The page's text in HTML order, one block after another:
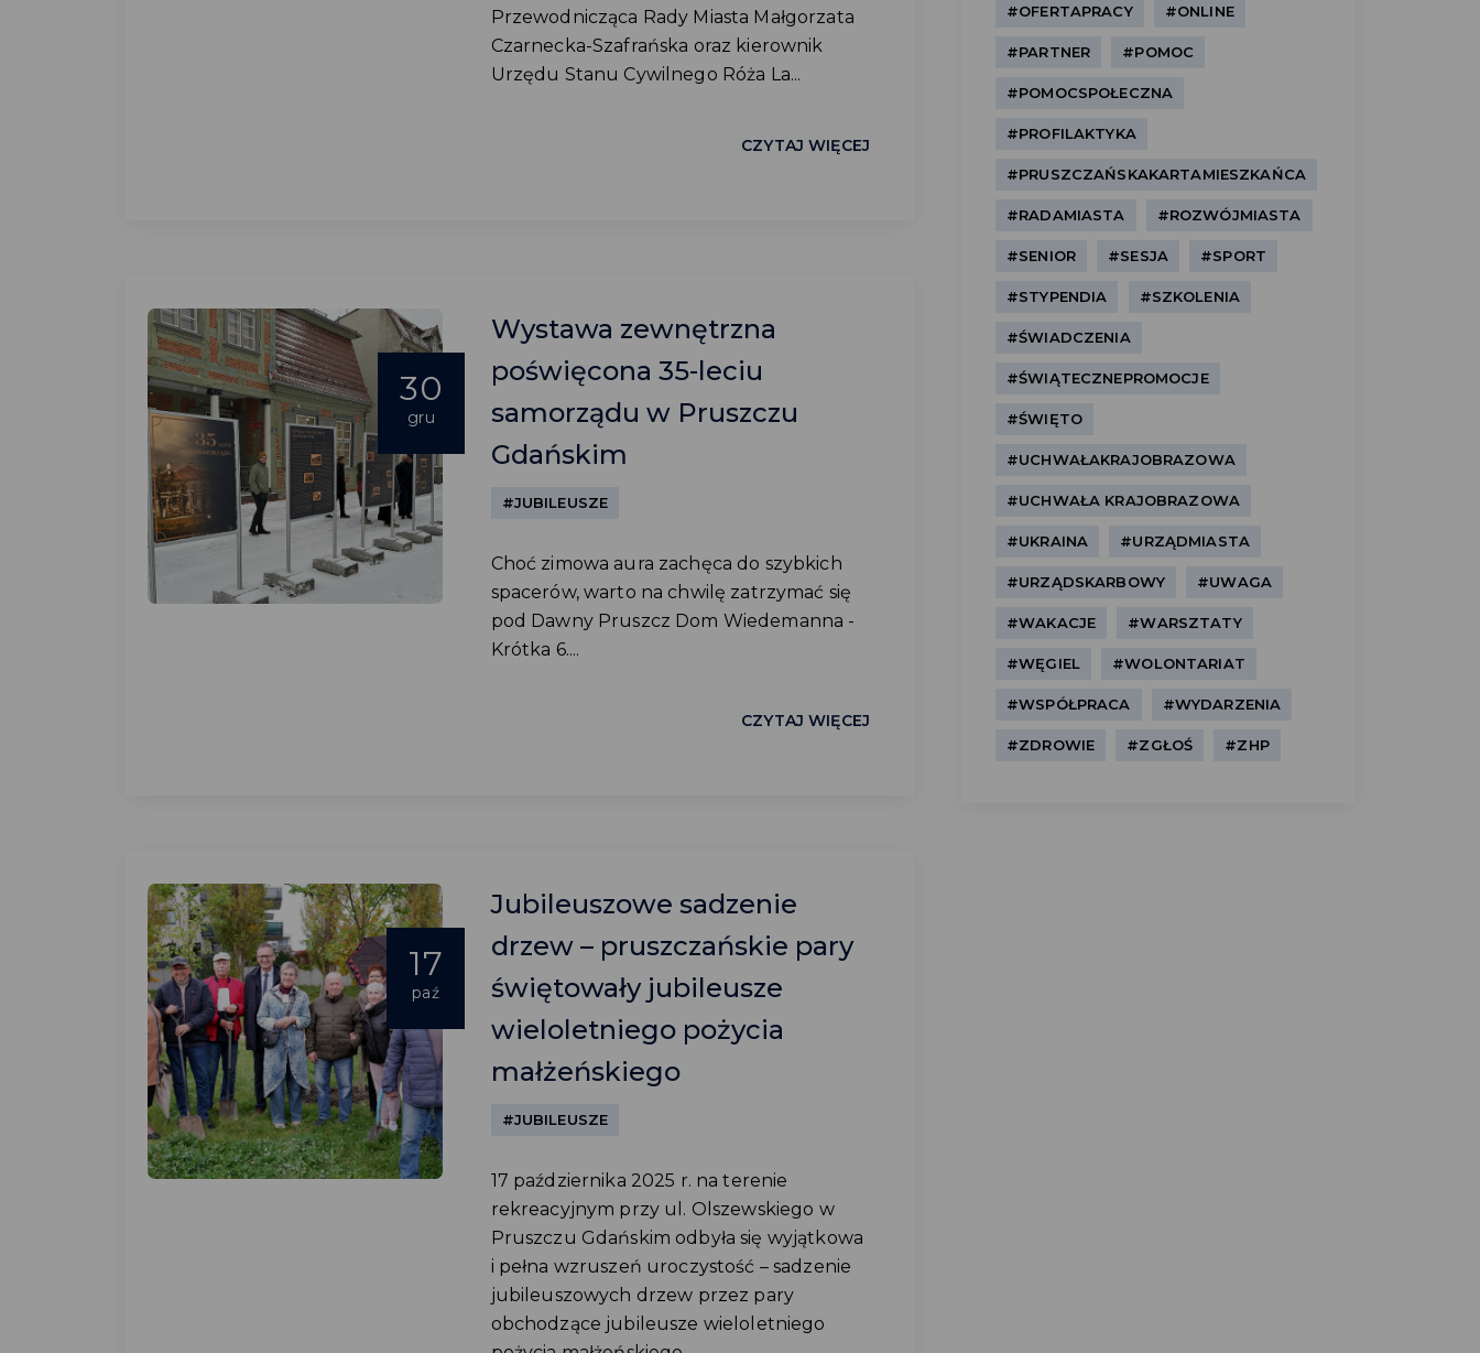
Przewodnicząca Rady Miasta Małgorzata
Czarnecka-Szafrańska oraz kierownik
Urzędu Stanu Cywilnego Róża La...
CZYTAJ WIĘCEJ
30
gru
Wystawa zewnętrzna
poświęcona 35-leciu
samorządu w Pruszczu
Gdańskim
#JUBILEUSZE
Choć zimowa aura zachęca do szybkich
spacerów, warto na chwilę zatrzymać się
pod Dawny Pruszcz Dom Wiedemanna -
Krótka 6....
CZYTAJ WIĘCEJ
17
paź
Jubileuszowe sadzenie
drzew – pruszczańskie pary
świętowały jubileusze
wieloletniego pożycia
małżeńskiego
#JUBILEUSZE
17 października 2025 r. na terenie
rekreacyjnym przy ul. Olszewskiego w
Pruszczu Gdańskim odbyła się wyjątkowa
i pełna wzruszeń uroczystość – sadzenie
jubileuszowych drzew przez pary
obchodzące jubileusze wieloletniego
#OFERTAPRACY #ONLINE
#PARTNER #POMOC
#POMOCSPOŁECZNA
#PROFILAKTYKA
#PRUSZCZAŃSKAKARTAMIESZKAŃCA
#RADAMIASTA #ROZWÓJMIASTA
#SENIOR #SESJA #SPORT
#STYPENDIA #SZKOLENIA
#ŚWIADCZENIA
#ŚWIĄTECZNEPROMOCJE
#ŚWIĘTO
#UCHWAŁAKRAJOBRAZOWA
#UCHWAŁA KRAJOBRAZOWA
#UKRAINA #URZĄDMIASTA
#URZĄDSKARBOWY #UWAGA
#WAKACJE #WARSZTATY
#WĘGIEL #WOLONTARIAT
#WSPÓŁPRACA #WYDARZENIA
#ZDROWIE #ZGŁOŚ #ZHP